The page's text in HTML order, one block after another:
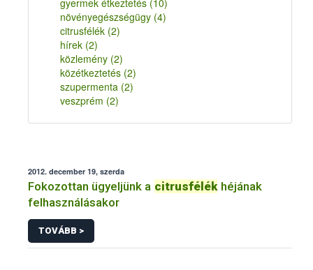
gyermek étkeztetés (10)
növényegészségügy (4)
citrusfélék (2)
hírek (2)
közlemény (2)
közétkeztetés (2)
szupermenta (2)
veszprém (2)
2012. december 19, szerda
Fokozottan ügyeljünk a citrusfélék héjának
felhasználásakor
TOVÁBB >